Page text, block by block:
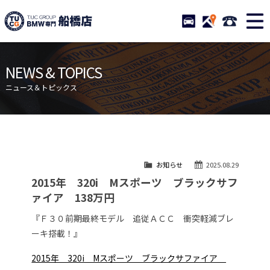
TUCグループ BMW専門 船
STOCK ACCESS 047-
ニュース
在庫リスト
目玉車両一覧
店舗紹介
保証＆サービス
アクセスマップ
自動車保険
TUCとは？
納車blog
スタッフblog
会社概要
NEWS & TOPICS
ニュース＆トピックス
2025.08.29
お知らせ
2015年 320i Mスポーツ ブラックサフ
ァイア 138万円
『Ｆ３０前期最終モデル 追従ＡＣＣ 衝突軽減ブレ
ーキ搭載！』
2015年 320i Mスポーツ ブラックサファイア